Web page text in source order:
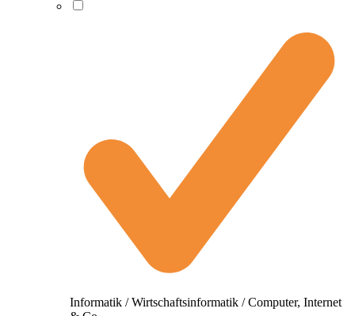
Informatik / Wirtschaftsinformatik / Computer, Internet